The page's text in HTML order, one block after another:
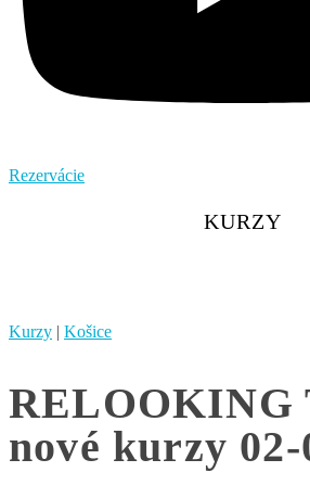
Rezervácie
KURZY
Kurzy | Košice
RELOOKING
nové kurzy 02-